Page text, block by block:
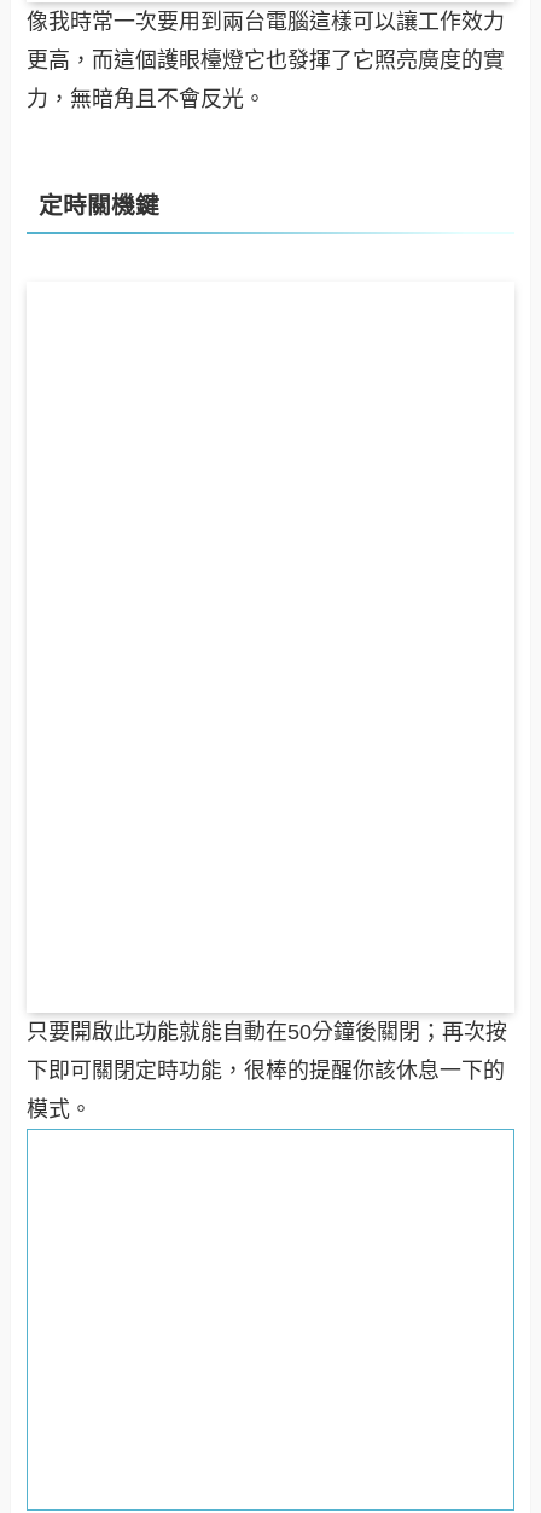
像我時常一次要用到兩台電腦這樣可以讓工作效力
更高，而這個護眼檯燈它也發揮了它照亮廣度的實
力，無暗角且不會反光。
定時關機鍵
只要開啟此功能就能自動在50分鐘後關閉；再次按
下即可關閉定時功能，很棒的提醒你該休息一下的
模式。